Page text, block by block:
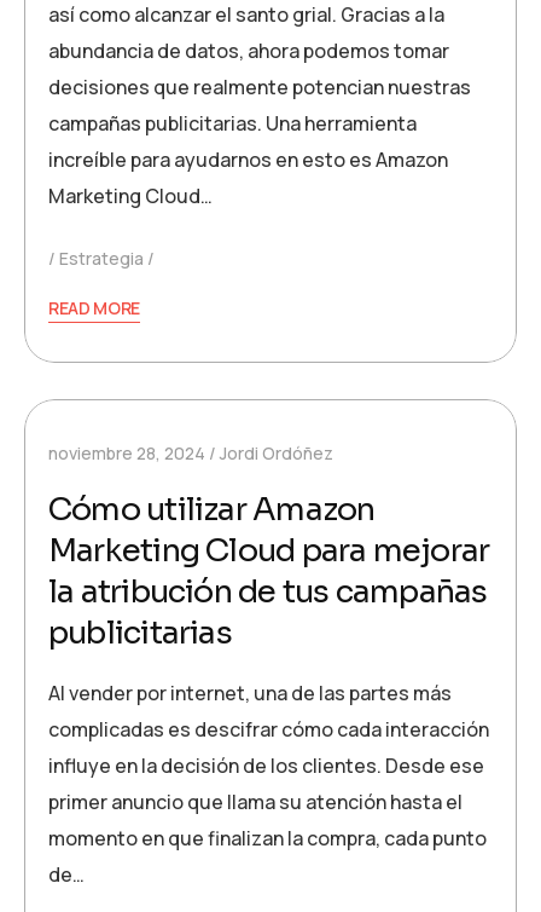
así como alcanzar el santo grial. Gracias a la
abundancia de datos, ahora podemos tomar
decisiones que realmente potencian nuestras
campañas publicitarias. Una herramienta
increíble para ayudarnos en esto es Amazon
Marketing Cloud…
Estrategia
READ MORE
noviembre 28, 2024 Jordi Ordóñez
Cómo utilizar Amazon
Marketing Cloud para mejorar
la atribución de tus campañas
publicitarias
Al vender por internet, una de las partes más
complicadas es descifrar cómo cada interacción
influye en la decisión de los clientes. Desde ese
primer anuncio que llama su atención hasta el
momento en que finalizan la compra, cada punto
de…